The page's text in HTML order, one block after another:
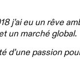
j’ai eu un rêve
un marché global.
d’une passion